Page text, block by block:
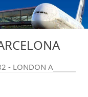
- LONDON A